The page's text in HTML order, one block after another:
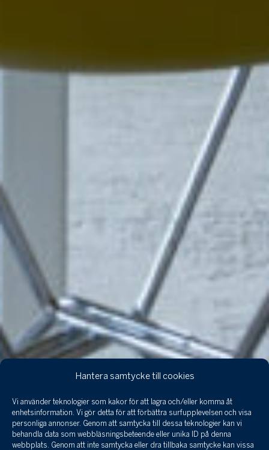
Hantera samtycke till cookies
Vi använder teknologier som kakor för att lagra och/eller komma åt
enhetsinformation. Vi gör detta för att förbättra surfupplevelsen och visa
personliga annonser. Genom att samtycka till dessa teknologier kan vi
behandla data som webbläsningsbeteende eller unika ID på denna
webbplats. Genom att inte samtycka eller dra tillbaka samtycke kan vissa